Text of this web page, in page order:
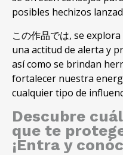
posibles hechizos
この作品では, se
una actitud de alerta y
así como se brindan
fortalecer nuestra
cualquier tipo de
Descubre
que te
¡Entra y